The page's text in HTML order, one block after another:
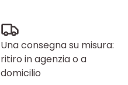
Una consegna su misura:
ritiro in agenzia o a
domicilio